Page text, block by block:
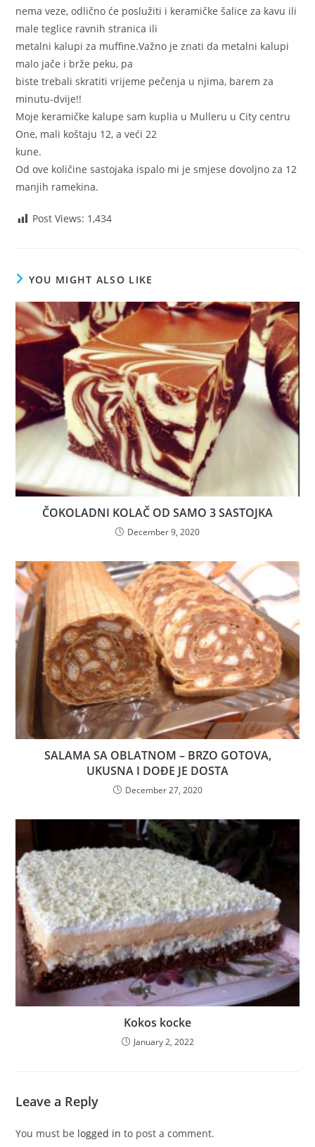
nema veze, odlično će poslužiti i keramičke šalice za kavu ili
male teglice ravnih stranica ili
metalni kalupi za muffine.Važno je znati da metalni kalupi
malo jače i brže peku, pa
biste trebali skratiti vrijeme pečenja u njima, barem za
minutu-dvije!!
Moje keramičke kalupe sam kuplia u Mulleru u City centru
One, mali koštaju 12, a veći 22
kune.
Od ove količine sastojaka ispalo mi je smjese dovoljno za 12
manjih ramekina.
Post Views: 1,434
YOU MIGHT ALSO LIKE
ČOKOLADNI KOLAČ OD SAMO 3 SASTOJKA
December 9, 2020
SALAMA SA OBLATNOM – BRZO GOTOVA,
UKUSNA I DOĐE JE DOSTA
December 27, 2020
Kokos kocke
January 2, 2022
Leave a Reply
You must be logged in to post a comment.